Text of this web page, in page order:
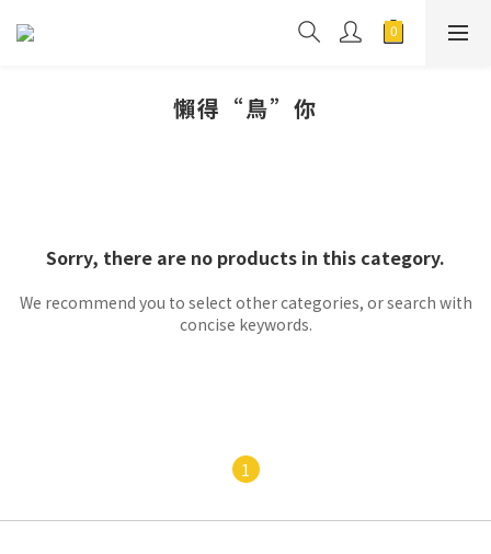
懶得“鳥”你
Sorry, there are no products in this category.
We recommend you to select other categories, or search with
concise keywords.
1